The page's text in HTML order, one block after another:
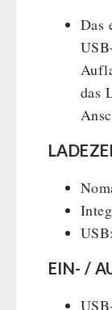
Das
das
EIN- /